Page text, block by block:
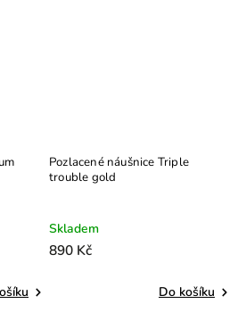
Pozlacené náušnice Triple
trouble gold
Skladem
890 Kč
Do košíku